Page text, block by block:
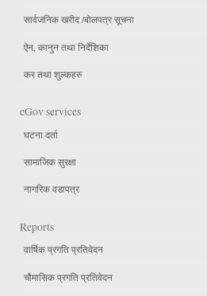
सार्वजनिक खरीद /बोलपत्र सूचना
ऐन, कानुन तथा निर्देशिका
कर तथा शुल्कहरु
eGov services
घटना दर्ता
सामाजिक सुरक्षा
नागरिक वडापत्र
Reports
वार्षिक प्रगति प्रतिवेदन
चौमासिक प्रगति प्रतिवेदन